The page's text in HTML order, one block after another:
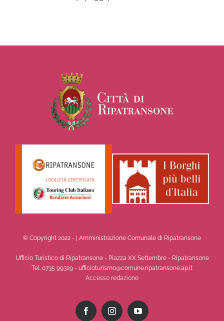
© Copyright 2022 - | Amministrazione Comunale di Ripatransone
Ufficio Turistico di Ripatransone - Piazza XX Settembre - Ripatransone
Tel. 0735 99329 - ufficioturismo@comune.ripatransone.ap.it
Accesso redazione
FacebookInstagramYouTube